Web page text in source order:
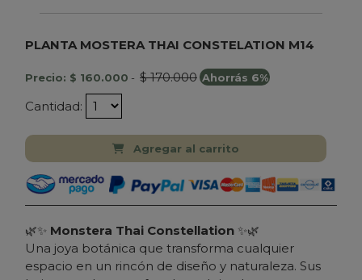
PLANTA MOSTERA THAI CONSTELATION M14
Precio: $ 160.000 - $ 170.000 Ahorrás 6%
Cantidad:
Agregar al carrito
🌿✨ Monstera Thai Constellation ✨🌿
Una joya botánica que transforma cualquier
espacio en un rincón de diseño y naturaleza. Sus